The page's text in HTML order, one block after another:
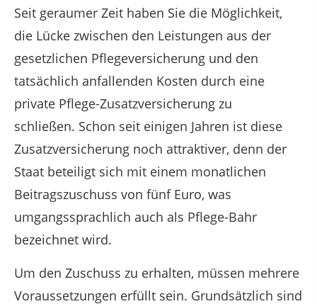
Seit geraumer Zeit haben Sie die Möglichkeit,
die Lücke zwischen den Leistungen aus der
gesetzlichen Pflegeversicherung und den
tatsächlich anfallenden Kosten durch eine
private Pflege-Zusatzversicherung zu
schließen. Schon seit einigen Jahren ist diese
Zusatzversicherung noch attraktiver, denn der
Staat beteiligt sich mit einem monatlichen
Beitragszuschuss von fünf Euro, was
umgangssprachlich auch als Pflege-Bahr
bezeichnet wird.
Um den Zuschuss zu erhalten, müssen mehrere
Voraussetzungen erfüllt sein. Grundsätzlich sind